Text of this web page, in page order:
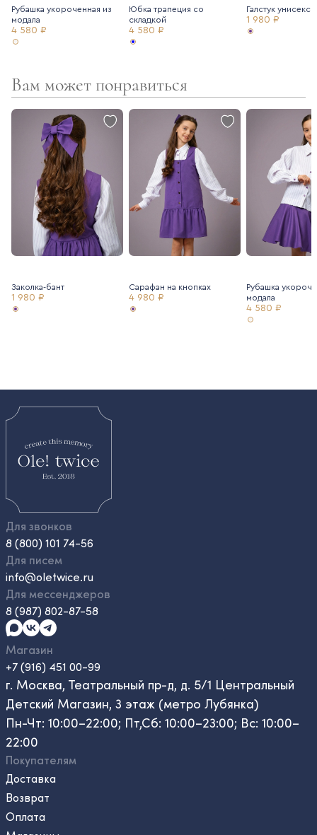
Рубашка укороченная из
модала
4 580 ₽
Юбка трапеция со
складкой
4 580 ₽
Галстук унисекс
1 980 ₽
Вам может понравиться
Заколка-бант
1 980 ₽
Сарафан на кнопках
4 980 ₽
Рубашка
модала
4 580 ₽
Для звонков
8 (800) 101 74-56
Для писем
info@oletwice.ru
Для мессенджеров
8 (987) 802-87-58
Магазин
+7 (916) 451 00-99
г. Москва, Театральный пр-д, д. 5/1 Центральный
Детский Магазин, 3 этаж (метро Лубянка)
Пн-Чт: 10:00–22:00; Пт,Сб: 10:00–23:00; Вс: 10:00–
22:00
Покупателям
Доставка
Возврат
Оплата